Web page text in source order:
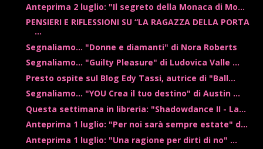
Anteprima 2 luglio: "Il segreto della Monaca di Mo...
PENSIERI E RIFLESSIONI SU “LA RAGAZZA DELLA PORTA
...
Segnaliamo... "Donne e diamanti" di Nora Roberts
Segnaliamo... "Guilty Pleasure" di Ludovica Valle ...
Presto ospite sul Blog Edy Tassi, autrice di "Ball...
Segnaliamo... "YOU Crea il tuo destino" di Austin ...
Questa settimana in libreria: "Shadowdance II - La...
Anteprima 1 luglio: "Per noi sarà sempre estate" d...
Anteprima 1 luglio: "Una ragione per dirti di no" ...